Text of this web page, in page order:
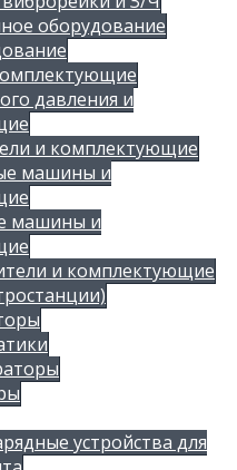
оборудование
давления и
и комплектующие
машины и
машины и
и комплектующие
устройства для